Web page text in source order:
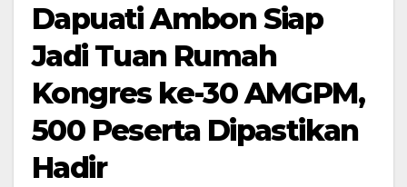
Dapuati Ambon Siap
Jadi Tuan Rumah
Kongres ke-30 AMGPM,
500 Peserta Dipastikan
Hadir